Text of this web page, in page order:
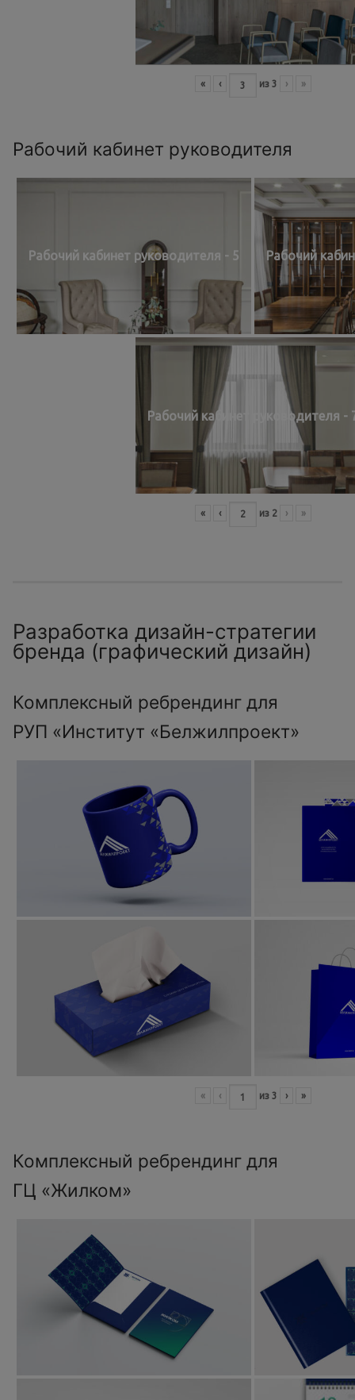
« ‹ из 3 › »
Рабочий кабинет руководителя
Рабочий кабинет руководителя - 5 Рабочий
Рабочий кабинет руководителя -
« ‹ из 2 › »
Разработка дизайн-стратегии
бренда (графический дизайн)
Комплексный ребрендинг для
РУП «Институт «Белжилпроект»
« ‹ из 3 › »
Комплексный ребрендинг для
ГЦ «Жилком»